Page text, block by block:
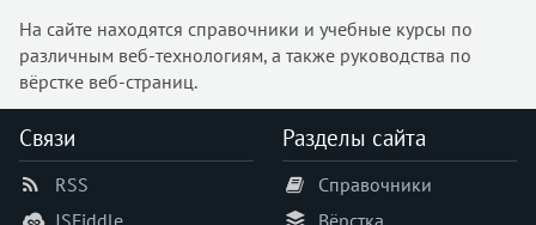
На сайте находятся справочники и учебные курсы по
различным веб-технологиям, а также руководства по
вёрстке веб-страниц.
Связи
RSS
Разделы сайта
Справочники